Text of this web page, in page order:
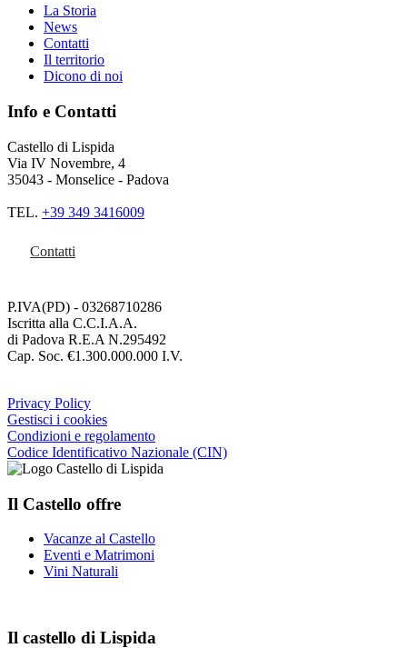
La Storia
News
Contatti
Il territorio
Dicono di noi
Info e Contatti
Castello di Lispida
Via IV Novembre, 4
35043 - Monselice - Padova
TEL. +39 349 3416009
Contatti
P.IVA(PD) - 03268710286
Iscritta alla C.C.I.A.A.
di Padova R.E.A N.295492
Cap. Soc. €1.300.000.000 I.V.
Privacy Policy
Gestisci i cookies
Condizioni e regolamento
Codice Identificativo Nazionale (CIN)
Il Castello offre
Vacanze al Castello
Eventi e Matrimoni
Vini Naturali
Il castello di Lispida